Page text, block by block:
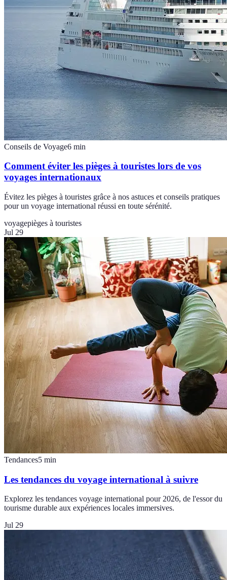
Conseils de Voyage6 min
Comment éviter les pièges à touristes lors de vos
voyages internationaux
Évitez les pièges à touristes grâce à nos astuces et conseils pratiques
pour un voyage international réussi en toute sérénité.
voyagepièges à touristes
Jul 29
Tendances5 min
Les tendances du voyage international à suivre
Explorez les tendances voyage international pour 2026, de l'essor du
tourisme durable aux expériences locales immersives.
Jul 29